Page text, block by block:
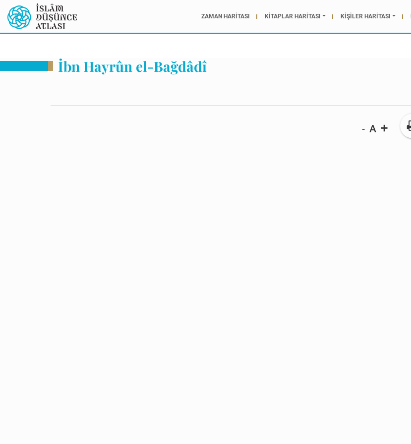
ZAMAN HARİTASI KİTAPLAR HARİTASI KİŞİLER HARİTASI
İbn Hayrûn el-Bağdâdî
- A +